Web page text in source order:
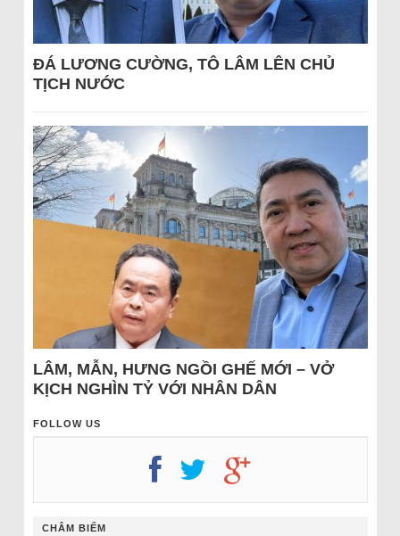
ĐÁ LƯƠNG CƯỜNG, TÔ LÂM LÊN CHỦ
TỊCH NƯỚC
LÂM, MẪN, HƯNG NGỒI GHẾ MỚI – VỞ
KỊCH NGHÌN TỶ VỚI NHÂN DÂN
FOLLOW US
CHÂM BIẾM